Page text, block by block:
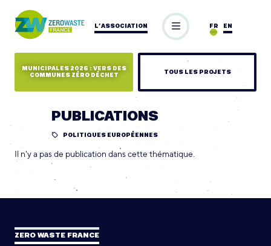
L’ASSOCIATION EN
FR
MUNICIPALES 2026 : VERS DES
COMMUNES ZÉRO DÉCHET
TOUS LES PROJETS
PUBLICATIONS
POLITIQUES EUROPÉENNES
Il n'y a pas de publication dans cette thématique.
ZERO WASTE FRANCE